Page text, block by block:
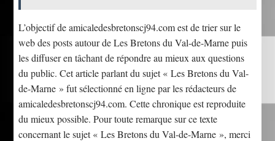
L’objectif de amicaledesbretonscj94.com est de trier sur le
web des posts autour de Les Bretons du Val-de-Marne puis
les diffuser en tâchant de répondre au mieux aux questions
du public. Cet article parlant du sujet « Les Bretons du Val-
de-Marne » fut sélectionné en ligne par les rédacteurs de
amicaledesbretonscj94.com. Cette chronique est reproduite
du mieux possible. Pour toute remarque sur ce texte
concernant le sujet « Les Bretons du Val-de-Marne », merci